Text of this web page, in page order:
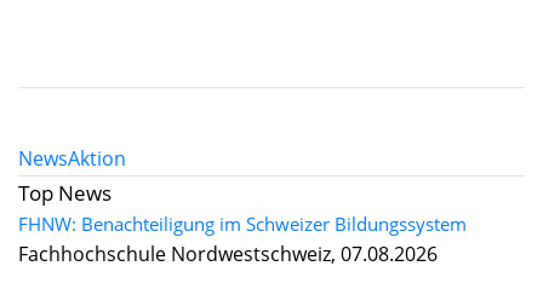
NewsAktion
Top News
FHNW: Benachteiligung im Schweizer Bildungssystem
Fachhochschule Nordwestschweiz, 07.08.2026